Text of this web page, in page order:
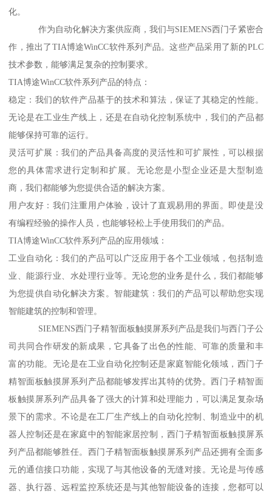
化。
作为自动化解决方案供应商，我们与SIEMENS西门子紧密合
作，推出了TIA博途WinCC软件系列产品。这些产品采用了新的PLC
技术参数，能够满足复杂的控制要求。
TIA博途WinCC软件系列产品的特点：
稳定：我们的软件产品基于的技术和算法，保证了其稳定的性能。
无论是在工业生产线上，还是在自动化控制系统中，我们的产品都
能够保持可靠的运行。
灵活可扩展：我们的产品具备高度的灵活性和可扩展性，可以根据
您的具体需求进行定制和扩展。无论您是小型企业还是大型制造
商，我们都能够为您提供合适的解决方案。
用户友好：我们注重用户体验，设计了直观易用的界面。即使是没
有编程经验的操作人员，也能够轻松上手使用我们的产品。
TIA博途WinCC软件系列产品的应用领域：
工业自动化：我们的产品可以广泛应用于各个工业领域，包括制造
业、能源行业、水处理行业等。无论您的业务是什么，我们都能够
为您提供自动化解决方案。智能建筑：我们的产品可以帮助您实现
智能建筑的控制和管理。
SIEMENS西门子精智面板触摸屏系列产品是我们与西门子公
司共同合作研发的新成果，它具备了出色的性能、可靠的质量和丰
富的功能。无论是在工业自动化控制还是家庭智能化领域，西门子
精智面板触摸屏系列产品都能够发挥出其特的优势。西门子精智面
板触摸屏系列产品具备了强大的计算和处理能力，可以满足复杂场
景下的需求。不论是在工厂生产线上的自动化控制、制造业中的机
器人控制还是在家庭中的智能家居控制，西门子精智面板触摸屏系
列产品都能够胜任。西门子精智面板触摸屏系列产品还拥有全面多
元的通信接口功能，实现了与其他设备的无缝对接。无论是与传感
器、执行器、远程监控系统还是与其他智能设备的连接，您都可以